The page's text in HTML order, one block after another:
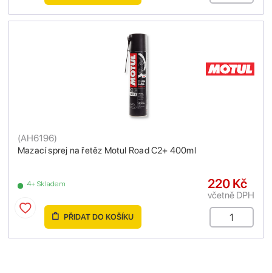
Mazací sprej na řetěz Motul Road C2+ 400ml
(AH6196)
4+ Skladem 220 Kč
včetně DPH
PŘIDAT DO KOŠÍKU